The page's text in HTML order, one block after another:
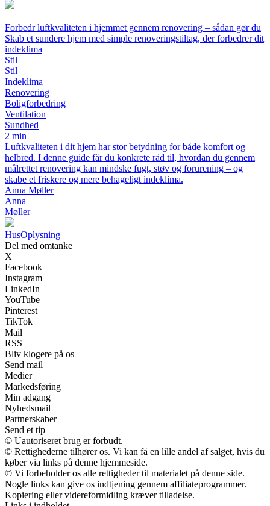
Forbedr luftkvaliteten i hjemmet gennem renovering – sådan gør du
Skab et sundere hjem med simple renoveringstiltag, der forbedrer dit
indeklima
Stil
Stil
Indeklima
Renovering
Boligforbedring
Ventilation
Sundhed
2 min
Luftkvaliteten i dit hjem har stor betydning for både komfort og
helbred. I denne guide får du konkrete råd til, hvordan du gennem
målrettet renovering kan mindske fugt, støv og forurening – og
skabe et friskere og mere behageligt indeklima.
Anna Møller
Anna
Møller
HusOplysning
Del med omtanke
X
Facebook
Instagram
LinkedIn
YouTube
Pinterest
TikTok
Mail
RSS
Bliv klogere på os
Send mail
Medier
Markedsføring
Min adgang
Nyhedsmail
Partnerskaber
Send et tip
© Uautoriseret brug er forbudt.
© Rettighederne tilhører os. Vi kan få en lille andel af salget, hvis du
køber via links på denne hjemmeside.
© Vi forbeholder os alle rettigheder til materialet på denne side.
Nogle links kan give os indtjening gennem affiliateprogrammer.
Kopiering eller videreformidling kræver tilladelse.